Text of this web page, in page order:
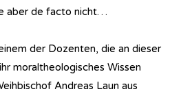
aber de facto nicht…
der Dozenten, die an dieser
moraltheologisches Wissen
Andreas Laun aus